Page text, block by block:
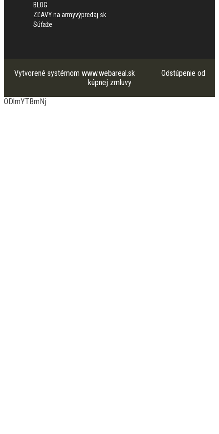
BLOG
ZĽAVY na armyvýpredaj.sk
Súťaže
Vytvorené systémom www.webareal.sk
Odstúpenie od
kúpnej zmluvy
ODlmYTBmNj